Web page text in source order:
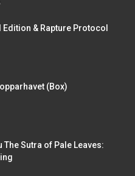
& Rapture Protocol
(Box)
The Sutra of Pale Leaves: